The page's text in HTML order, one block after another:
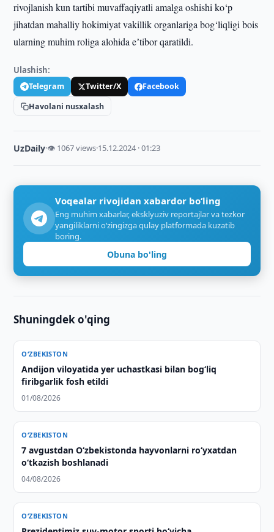
rivojlanish kun tartibi muvaffaqiyatli amalga oshishi ko‘p
jihatdan mahalliy hokimiyat vakillik organlariga bog‘liqligi bois
ularning muhim roliga alohida eʼtibor qaratildi.
Ulashish:
Telegram Twitter/X
Facebook
Havolani nusxalash
UzDaily·👁 1067 views·15.12.2024 · 01:23
Voqealar rivojidan xabardor bo‘ling
Eng muhim xabarlar, eksklyuziv reportajlar va tezkor
yangiliklarni o‘zingizga qulay platformada kuzatib
boring.
Obuna bo'ling
Shuningdek o'qing
O‘ZBEKISTON
Andijon viloyatida yer uchastkasi bilan bog‘liq
firibgarlik fosh etildi
01/08/2026
O‘ZBEKISTON
7 avgustdan O‘zbekistonda hayvonlarni ro‘yxatdan
o‘tkazish boshlanadi
04/08/2026
O‘ZBEKISTON